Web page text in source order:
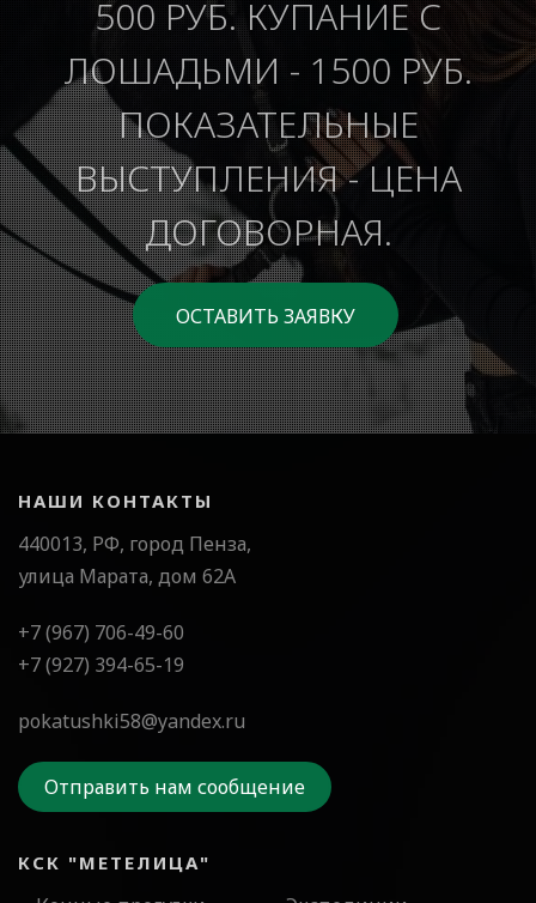
500 РУБ. КУПАНИЕ С
ЛОШАДЬМИ - 1500 РУБ.
ПОКАЗАТЕЛЬНЫЕ
ВЫСТУПЛЕНИЯ - ЦЕНА
ДОГОВОРНАЯ.
ОСТАВИТЬ ЗАЯВКУ
НАШИ КОНТАКТЫ
440013, РФ, город Пенза,
улица Марата, дом 62А
+7 (967) 706-49-60
+7 (927) 394-65-19
pokatushki58@yandex.ru
Отправить нам сообщение
КСК "МЕТЕЛИЦА"